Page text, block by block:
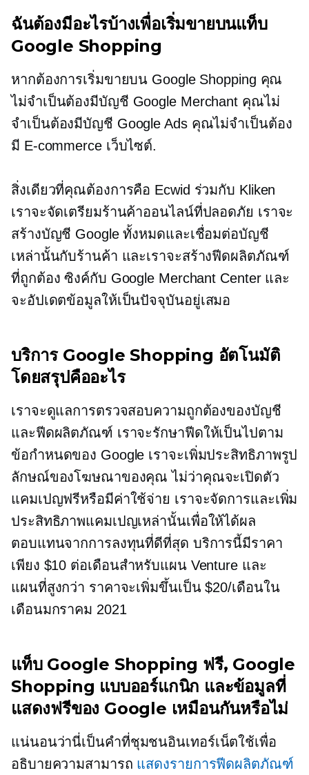
ฉันต้องมีอะไรบ้างเพื่อเริ่มขายบนแท็บ
Google Shopping
หากต้องการเริ่มขายบน Google Shopping คุณ
ไม่จำเป็นต้องมีบัญชี Google Merchant คุณไม่
จำเป็นต้องมีบัญชี Google Ads คุณไม่จำเป็นต้อง
มี E-commerceเว็บไซต์.
สิ่งเดียวที่คุณต้องการคือ Ecwid ร่วมกับ Kliken
เราจะจัดเตรียมร้านค้าออนไลน์ที่ปลอดภัย เราจะ
สร้างบัญชี Google ทั้งหมดและเชื่อมต่อบัญชี
เหล่านั้นกับร้านค้า และเราจะสร้างฟีดผลิตภัณฑ์
ที่ถูกต้อง ซิงค์กับ Google Merchant Center และ
จะอัปเดตข้อมูลให้เป็นปัจจุบันอยู่เสมอ
บริการ Google Shopping อัตโนมัติ
โดยสรุปคืออะไร
เราจะดูแลการตรวจสอบความถูกต้องของบัญชี
และฟีดผลิตภัณฑ์ เราจะรักษาฟีดให้เป็นไปตาม
ข้อกำหนดของ Google เราจะเพิ่มประสิทธิภาพรูป
ลักษณ์ของโฆษณาของคุณ ไม่ว่าคุณจะเปิดตัว
แคมเปญฟรีหรือมีค่าใช้จ่าย เราจะจัดการและเพิ่ม
ประสิทธิภาพแคมเปญเหล่านั้นเพื่อให้ได้ผล
ตอบแทนจากการลงทุนที่ดีที่สุด บริการนี้มีราคา
เพียง $10 ต่อเดือนสำหรับแผน Venture และ
แผนที่สูงกว่า ราคาจะเพิ่มขึ้นเป็น $20/เดือนใน
เดือนมกราคม 2021
แท็บ Google Shopping ฟรี, Google
Shopping แบบออร์แกนิก และข้อมูลที่
แสดงฟรีของ Google เหมือนกันหรือไม่
แน่นอนว่านี่เป็นคำที่ชุมชนอินเทอร์เน็ตใช้เพื่อ
อธิบายความสามารถ แสดงรายการฟีดผลิตภัณฑ์